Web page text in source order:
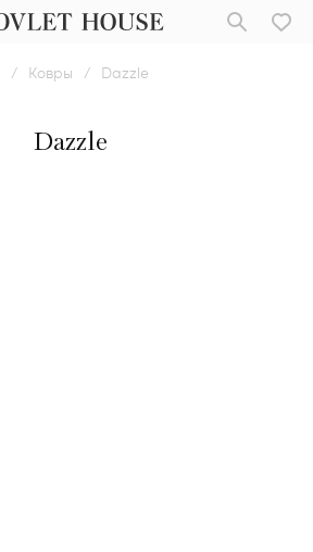
/ Ковры / Dazzle
Dazzle